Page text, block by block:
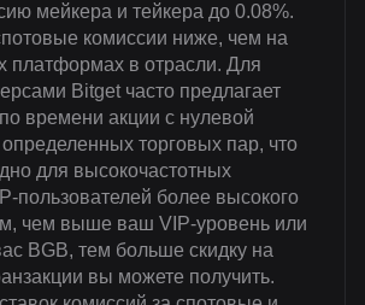
мейкера и тейкера до 0.08%.
комиссии ниже, чем на
платформах в отрасли. Для
Bitget часто предлагает
времени акции с нулевой
торговых пар, что
для высокочастотных
пользователей более высокого
чем выше ваш VIP-уровень или
BGB, тем больше скидку на
вы можете получить.